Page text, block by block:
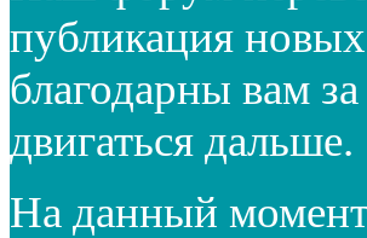
публикация
благодарны вам
двигаться дальше.
На данный